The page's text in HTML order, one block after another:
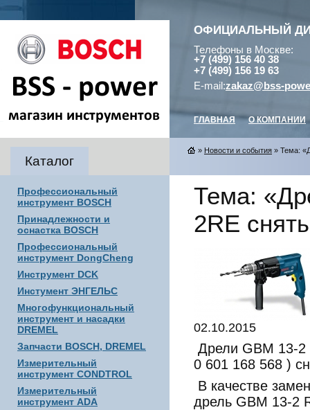
ОФИЦИАЛЬНЫЙ
Телефоны в Москве:
+7 (499) 156 40 38
+7 (499) 156 19 63
E-mail:zakaz@bss-
ГЛАВНАЯ О КОМПАНИИ
Каталог
Профессиональный
инструмент BOSCH
Принадлежности и
оснастка BOSCH
Профессиональный
инструмент DongCheng
Инструмент DCK
Инстумент ЭНГЕЛЬС
Многофункциональный
инструмент и насадки
DREMEL
Запчасти BOSCH, DREMEL
Измерительный
инструмент CONDTROL
Измерительный
инструмент ADA
» Новости и события » Тема:
Тема:
2RE
02.10.2015
Дрели GBM 13-2
0 601 168 568 )
В качестве
дрель GBM 13-2